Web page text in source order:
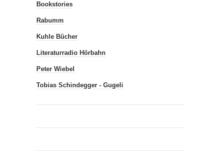
Bookstories
Rabumm
Kuhle Bücher
Literaturradio Hörbahn
Peter Wiebel
Tobias Schindegger - Gugeli